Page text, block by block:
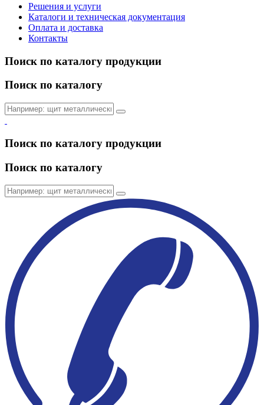
Решения и услуги
Каталоги и техническая документация
Оплата и доставка
Контакты
Поиск по каталогу продукции
Поиск по каталогу
Поиск по каталогу продукции
Поиск по каталогу